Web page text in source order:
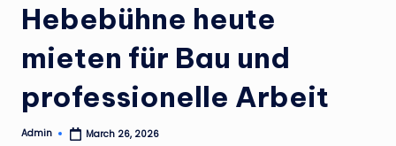
Hebebühne heute
mieten für Bau und
professionelle Arbeit
Posted
Admin March 26, 2026